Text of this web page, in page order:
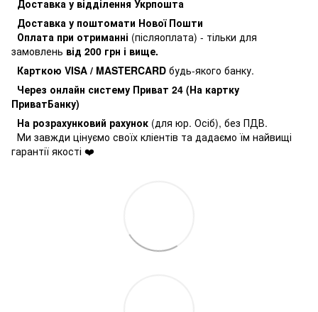
Доставка у відділення Укрпошта
Доставка у поштомати Нової Пошти
Оплата при отриманні (післяоплата) - тільки для
замовлень від 200 грн і вище.
Карткою VISA / MASTERCARD будь-якого банку.
Через онлайн систему Приват 24 (На картку
ПриватБанку)
На розрахунковий рахунок (для юр. Осіб), без ПДВ.
Ми завжди цінуємо своїх кліентів та дадаємо їм найвищі
гарантії якості ❤️